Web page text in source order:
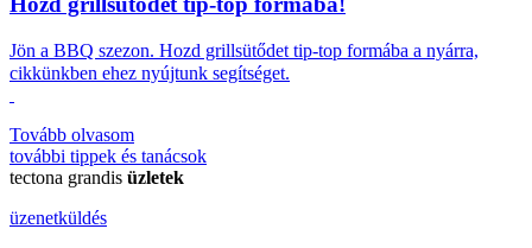
Jön a BBQ szezon. Hozd grillsütődet tip-top formába a nyárra,
cikkünkben ehez nyújtunk segítséget.
Tovább olvasom
további tippek és tanácsok
tectona grandis üzletek
üzenetküldés